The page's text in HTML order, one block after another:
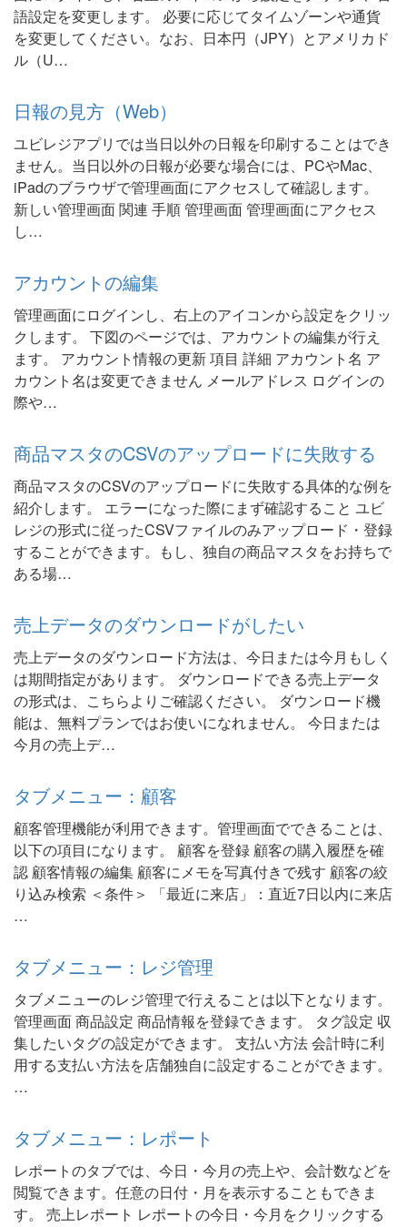
語設定を変更します。 必要に応じてタイムゾーンや通貨
を変更してください。なお、日本円（JPY）とアメリカド
ル（U…
日報の見方（Web）
ユビレジアプリでは当日以外の日報を印刷することはでき
ません。当日以外の日報が必要な場合には、PCやMac、
iPadのブラウザで管理画面にアクセスして確認します。
新しい管理画面 関連 手順 管理画面 管理画面にアクセス
し…
アカウントの編集
管理画面にログインし、右上のアイコンから設定をクリッ
クします。 下図のページでは、アカウントの編集が行え
ます。 アカウント情報の更新 項目 詳細 アカウント名 ア
カウント名は変更できません メールアドレス ログインの
際や…
商品マスタのCSVのアップロードに失敗する
商品マスタのCSVのアップロードに失敗する具体的な例を
紹介します。 エラーになった際にまず確認すること ユビ
レジの形式に従ったCSVファイルのみアップロード・登録
することができます。もし、独自の商品マスタをお持ちで
ある場…
売上データのダウンロードがしたい
売上データのダウンロード方法は、今日または今月もしく
は期間指定があります。 ダウンロードできる売上データ
の形式は、こちらよりご確認ください。 ダウンロード機
能は、無料プランではお使いになれません。 今日または
今月の売上デ…
タブメニュー：顧客
顧客管理機能が利用できます。管理画面でできることは、
以下の項目になります。 顧客を登録 顧客の購入履歴を確
認 顧客情報の編集 顧客にメモを写真付きで残す 顧客の絞
り込み検索 ＜条件＞ 「最近に来店」：直近7日以内に来店
…
タブメニュー：レジ管理
タブメニューのレジ管理で行えることは以下となります。
管理画面 商品設定 商品情報を登録できます。 タグ設定 収
集したいタグの設定ができます。 支払い方法 会計時に利
用する支払い方法を店舗独自に設定することができます。
…
タブメニュー：レポート
レポートのタブでは、今日・今月の売上や、会計数などを
閲覧できます。任意の日付・月を表示することもできま
す。 売上レポート レポートの今日・今月をクリックする